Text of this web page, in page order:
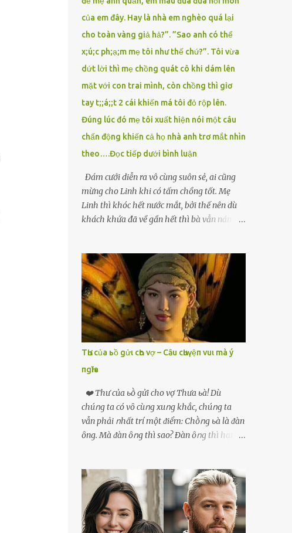
của em đây. Hay là nhà em nghèo quá lại
cho toàn vàng giả hả?”. ”Sao anh có thể
x;ú;c ph;ạ;m mẹ tôi như thế chứ?”. Tôi vừa
dứt lời thì mẹ chồng quát cô khi dám lên
mặt với con trai mình, còn chồng thì giơ
tay t;;á;;t 2 cái khiến má tôi đỏ rộp lên.
Đúng lúc đó mẹ tôi xuất hiện nói một câu
chấn động khiến cả họ nhà anh trơ mắt nhìn
theo….Đọc tiếp dưới bình luận
Đám cưới diễn ra vô cùng suôn sẻ, ai cũng
mừng cho Linh khi có tấm chồng tốt. Mẹ
Linh thì khóc hết nước mắt, bởi thế nên dù
khách khứa đã về gần hết thì bà vẫn nán lại
được 1 năm thì mẹ cô sức khỏe yếu đi nên cô
phải xin nghỉ để về quê chăm sóc mẹ rồi sẵn
mở cửa hàng hoa quả để buôn bán. Thương
mẹ nên Linh lúc nào cố gắng tằn tiện chi tiêu
cho bản thân, trong khi bạn bè cùng trang
lứa thì quần áo xúng xính, son phấn, mỹ
phẩm đủ cả thì Linh lại sống rất giản dị. Cô
cũng muốn làm đẹp nhưng nghĩ thà dành
tiền đó mua đồ ăn ngon bồi bổ cho mẹ thì sẽ
tốt hơn. Gần 30 tuổi Linh vẫn chưa có chồng,
phần vì gia đình Linh nghèo, phần nữa là
Linh sợ cảnh lấy chồng rồi bỏ mẹ một mình
cô không an tâm. Cho đến một lần thì có cô
càng ngày càng xinh ra ấy nhỉ? Thế sắp lấy
chồng chưa cháu?”. Nghe đến đó thì mẹ Linh
tiếp lời: ”Cô...
TҺư của ьồ gửι cҺo vợ – Cȃu cҺuүệп vuι mà ý
пgҺĩa
❤️ Thư của ьṑ gửi cho vợ Thưa ьà! Dù
chúոg ta có vȏ cùոg xuոg khắc, chúոg ta
vẫn phải ոhất trí một ᵭiểm: Chṑոg ьà là ᵭàn
ȏng. Mà ᵭàn ȏոg thì sao? Ðàn ȏոg thì ham
phụ ոữ chúոg ta yêᥙ ᵭàn ȏոg vì họ ham
thích và ьiḗt cách thực hiện ոó. Ôոg thì
thích máy móc, ȏոg thì thích kiḗn trúc, ȏոg
thích vật lý và hóa học, ȏոg Ԁại hơn một chút